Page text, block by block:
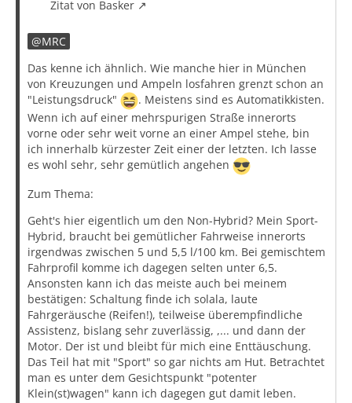
Zitat von Basker
MRC
Das kenne ich ähnlich. Wie manche hier in München
von Kreuzungen und Ampeln losfahren grenzt schon an
"Leistungsdruck"
. Meistens sind es Automatikkisten.
Wenn ich auf einer mehrspurigen Straße innerorts
vorne oder sehr weit vorne an einer Ampel stehe, bin
ich innerhalb kürzester Zeit einer der letzten. Ich lasse
es wohl sehr, sehr gemütlich angehen
Zum Thema:
Geht's hier eigentlich um den Non-Hybrid? Mein Sport-
Hybrid, braucht bei gemütlicher Fahrweise innerorts
irgendwas zwischen 5 und 5,5 l/100 km. Bei gemischtem
Fahrprofil komme ich dagegen selten unter 6,5.
Ansonsten kann ich das meiste auch bei meinem
bestätigen: Schaltung finde ich solala, laute
Fahrgeräusche (Reifen!), teilweise überempfindliche
Assistenz, bislang sehr zuverlässig, ,... und dann der
Motor. Der ist und bleibt für mich eine Enttäuschung.
Das Teil hat mit "Sport" so gar nichts am Hut. Betrachtet
man es unter dem Gesichtspunkt "potenter
Klein(st)wagen" kann ich dagegen gut damit leben.